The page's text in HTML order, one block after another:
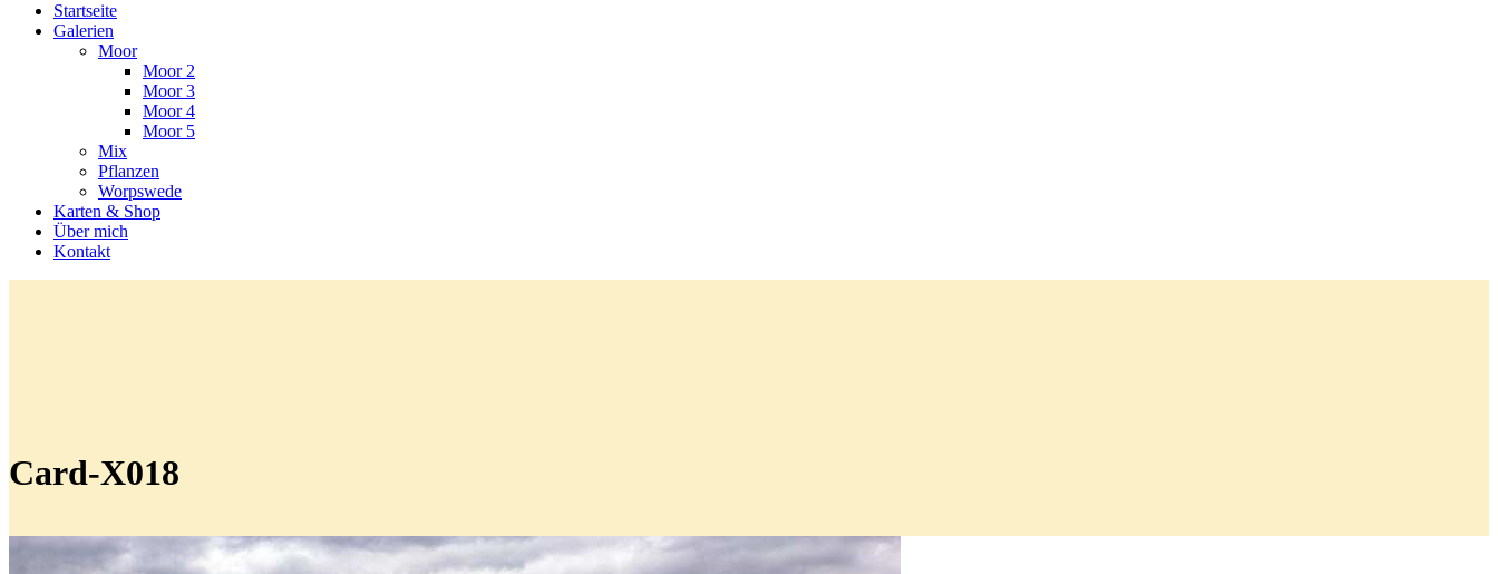
Startseite
Galerien
Moor
Moor 2
Moor 3
Moor 4
Moor 5
Mix
Pflanzen
Worpswede
Karten & Shop
Über mich
Kontakt
Card-X018